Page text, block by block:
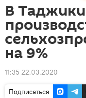
В
на 9%
11:35 22.03.2020
Подписаться